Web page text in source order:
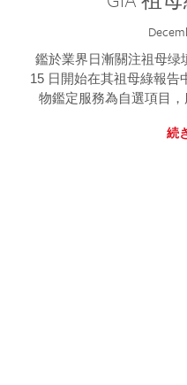
鑑於業界日漸關注祖母绿
15 日開始在其祖母綠報告
物鑑定服務為自選項目，
続